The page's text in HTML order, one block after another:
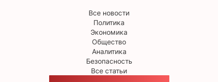
Все новости
Политика
Экономика
Общество
Аналитика
Безопасность
Все статьи